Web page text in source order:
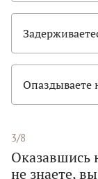
Опаздываете
3/8
Оказавшись
не знаете,